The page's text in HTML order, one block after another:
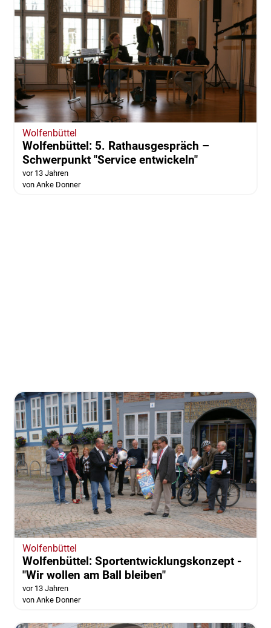
Wolfenbüttel
Wolfenbüttel: 5. Rathausgespräch –
Schwerpunkt "Service entwickeln"
vor 13 Jahren
von Anke Donner
Wolfenbüttel
Wolfenbüttel: Sportentwicklungskonzept -
"Wir wollen am Ball bleiben"
vor 13 Jahren
von Anke Donner